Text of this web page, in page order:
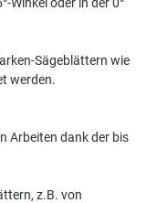
Sägeblättern wie
werden.
Arbeiten dank der bis
z.B. von